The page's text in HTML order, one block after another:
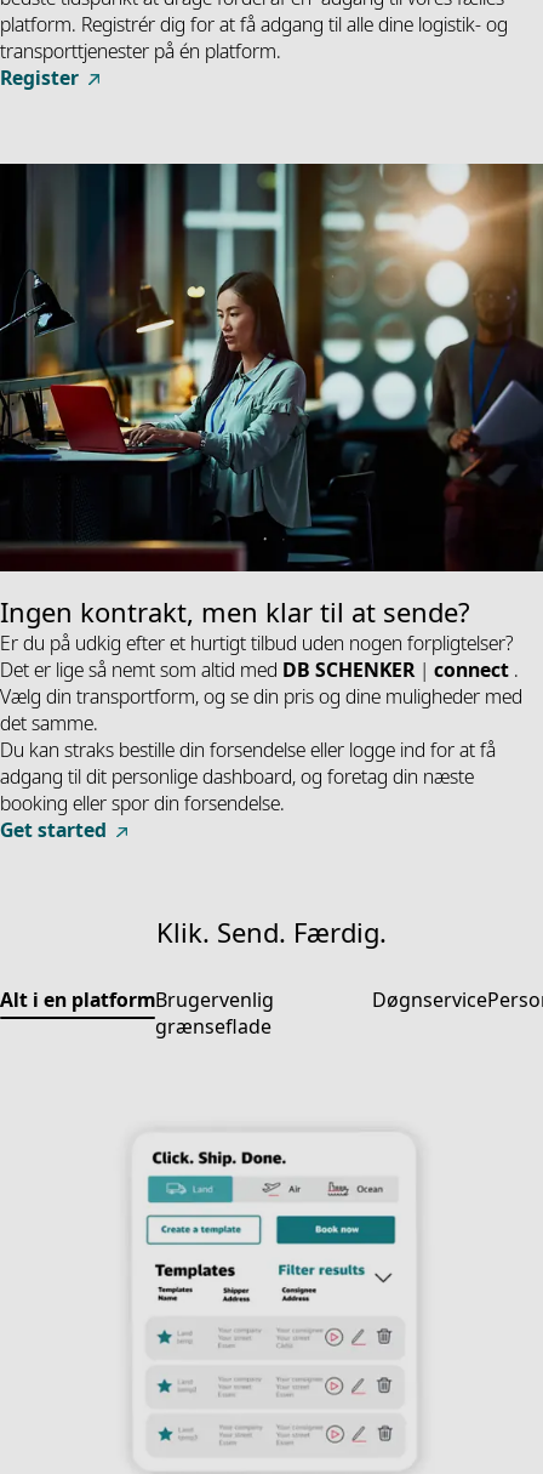
platform. Registrér dig for at få adgang til alle dine logistik- og
transporttjenester på én platform.
Register
Ingen kontrakt, men klar til at sende?
Er du på udkig efter et hurtigt tilbud uden nogen forpligtelser?
Det er lige så nemt som altid med DB SCHENKER| connect .
Vælg din transportform, og se din pris og dine muligheder med
det samme.
Du kan straks bestille din forsendelse eller logge ind for at få
adgang til dit personlige dashboard, og foretag din næste
booking eller spor din forsendelse.
Get started
Klik. Send. Færdig.
Alt i en platformBrugervenlig
grænseflade
Døgnservice